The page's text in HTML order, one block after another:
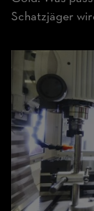
Schatzjäger